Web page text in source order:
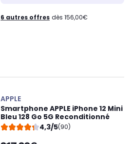
6 autres offres dès 156,00€
APPLE
Smartphone APPLE iPhone 12 Mini
Bleu 128 Go 5G Reconditionné
4,3/5(90)